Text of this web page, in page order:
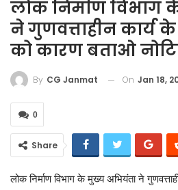
लोक निर्माण
ने गुणवत्ताहीन कार्य
को कारण बताओ
By CG Janmat On Jan 18,
0
Share
लोक निर्माण विभाग के मुख्य अभियंता ने